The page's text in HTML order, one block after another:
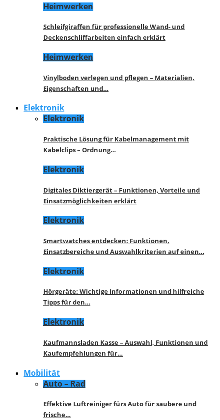
Heimwerken
Schleifgiraffen für professionelle Wand- und
Deckenschliffarbeiten einfach erklärt
Heimwerken
Vinylboden verlegen und pflegen – Materialien,
Eigenschaften und…
Elektronik
Elektronik
Praktische Lösung für Kabelmanagement mit
Kabelclips – Ordnung…
Elektronik
Digitales Diktiergerät – Funktionen, Vorteile und
Einsatzmöglichkeiten erklärt
Elektronik
Smartwatches entdecken: Funktionen,
Einsatzbereiche und Auswahlkriterien auf einen…
Elektronik
Hörgeräte: Wichtige Informationen und hilfreiche
Tipps für den…
Elektronik
Kaufmannsladen Kasse – Auswahl, Funktionen und
Kaufempfehlungen für…
Mobilität
Auto – Rad
Effektive Luftreiniger fürs Auto für saubere und
frische…